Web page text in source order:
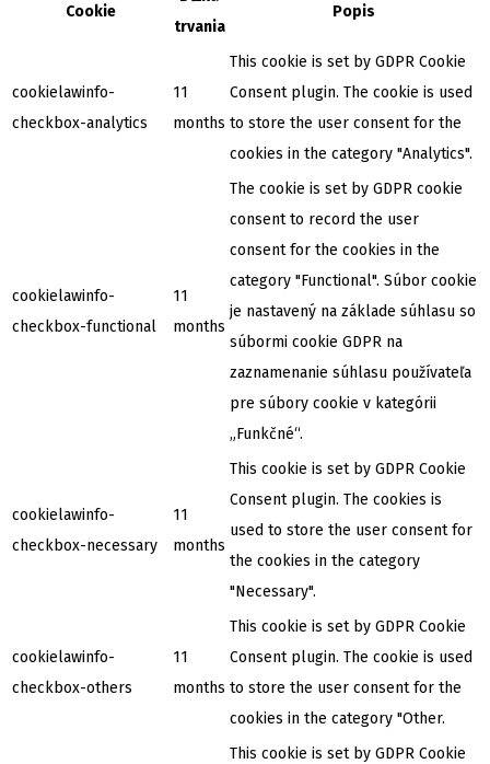
Cookie
trvania
Popis
cookielawinfo-
checkbox-analytics
11
months
This cookie is set by GDPR Cookie
Consent plugin. The cookie is used
to store the user consent for the
cookies in the category "Analytics".
cookielawinfo-
checkbox-functional
11
months
The cookie is set by GDPR cookie
consent to record the user
consent for the cookies in the
category "Functional". Súbor cookie
je nastavený na základe súhlasu so
súbormi cookie GDPR na
zaznamenanie súhlasu používateľa
pre súbory cookie v kategórii
„Funkčné“.
cookielawinfo-
checkbox-necessary
11
months
This cookie is set by GDPR Cookie
Consent plugin. The cookies is
used to store the user consent for
the cookies in the category
"Necessary".
cookielawinfo-
checkbox-others
11
months
This cookie is set by GDPR Cookie
Consent plugin. The cookie is used
to store the user consent for the
cookies in the category "Other.
This cookie is set by GDPR Cookie